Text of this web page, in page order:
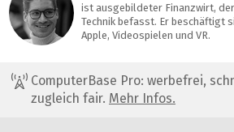
ist ausgebildeter Finanzwirt,
Technik befasst. Er beschäftigt
Apple, Videospielen und VR.
ComputerBase Pro: werbefrei,
zugleich fair. Mehr Infos.